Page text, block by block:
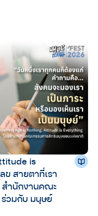
is
ข สายตาที่เรา
ำนักงานคณะ
วมกับ มนุษย์